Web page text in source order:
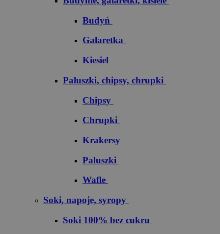
Budyń
Galaretka
Kiesiel
Paluszki, chipsy, chrupki
Chipsy
Chrupki
Krakersy
Paluszki
Wafle
Soki, napoje, syropy
Soki 100% bez cukru